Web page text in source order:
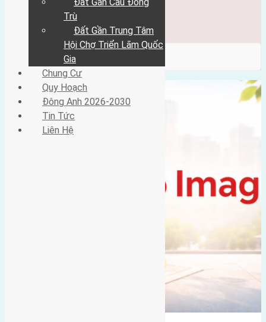
Đông Anh 2026-2030
Liên Hệ
/ Category / vĩnh thanh
Trù
Đất Gần Trung Tâm
Hội Chợ Triển Lãm Quốc
Gia
Chung Cư
Quy Hoạch
Đông Anh 2026-2030
Tin Tức
Liên Hệ